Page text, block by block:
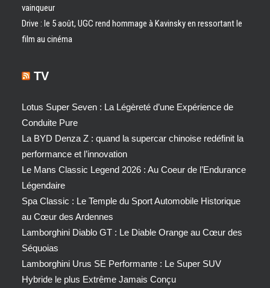
vainqueur
Drive : le 5 août, UGC rend hommage à Kavinsky en ressortant le
film au cinéma
TV
Lotus Super Seven : La Légèreté d’une Expérience de
Conduite Pure
La BYD Denza Z : quand la supercar chinoise redéfinit la
performance et l’innovation
Le Mans Classic Legend 2026 : Au Coeur de l’Endurance
Légendaire
Spa Classic : Le Temple du Sport Automobile Historique
au Cœur des Ardennes
Lamborghini Diablo GT : Le Diable Orange au Cœur des
Séquoias
Lamborghini Urus SE Performante : Le Super SUV
Hybride le plus Extrême Jamais Conçu